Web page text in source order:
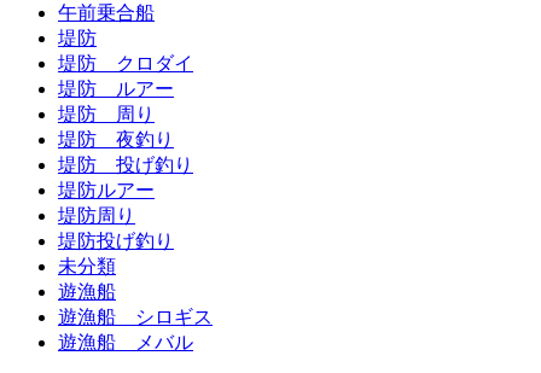
午前乗合船
堤防
堤防 クロダイ
堤防 ルアー
堤防 周り
堤防 夜釣り
堤防 投げ釣り
堤防ルアー
堤防周り
堤防投げ釣り
未分類
遊漁船
遊漁船 シロギス
遊漁船 メバル